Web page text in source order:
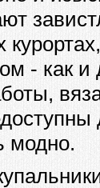
- как
модно.